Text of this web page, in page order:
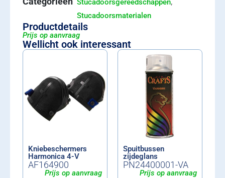
Stucadoorsgereedschappen
Stucadoorsmaterialen
Productdetails
Prijs op aanvraag
Wellicht ook interessant
Kniebeschermers
Harmonica 4-V
AF164900
Prijs op aanvraag
Spuitbussen
zijdeglans
PN24400001-VA
Prijs op aanvraag